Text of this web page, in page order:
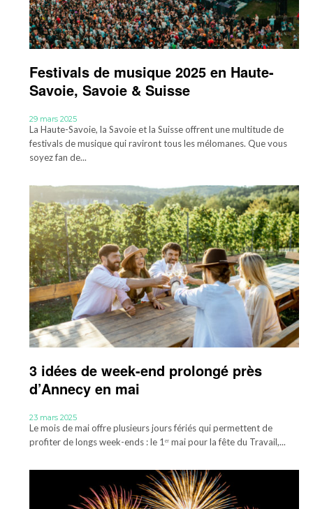
Festivals de musique 2025 en Haute-
Savoie, Savoie & Suisse
29 mars 2025
La Haute-Savoie, la Savoie et la Suisse offrent une multitude de
festivals de musique qui raviront tous les mélomanes. Que vous
soyez fan de...
3 idées de week-end prolongé près
d’Annecy en mai
23 mars 2025
Le mois de mai offre plusieurs jours fériés qui permettent de
profiter de longs week-ends : le 1ᵉʳ mai pour la fête du Travail,...